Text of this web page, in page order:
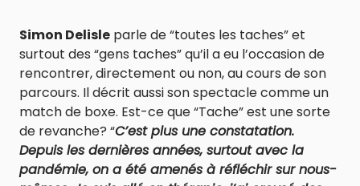
Simon Delisle parle de “toutes les taches” et
surtout des “gens taches” qu’il a eu l’occasion de
rencontrer, directement ou non, au cours de son
parcours. Il décrit aussi son spectacle comme un
match de boxe. Est-ce que “Tache” est une sorte
de revanche? “C’est plus une constatation.
Depuis les dernières années, surtout avec la
pandémie, on a été amenés à réfléchir sur nous-